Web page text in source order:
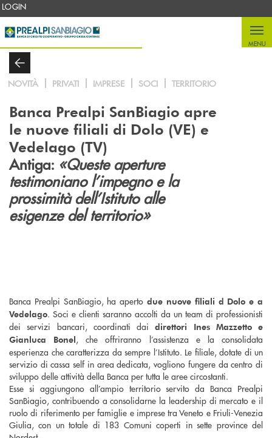
Salta al contenuto principale
LOGIN
MENU
NOVITÀ PRIVATI IMPRESE SOCI TERRITORIO
Banca Prealpi SanBiagio apre
le nuove filiali di Dolo (VE) e
Vedelago (TV)
Antiga: «Queste aperture
testimoniano l’impegno e la
prossimità dell’Istituto alle
esigenze del territorio»
Banca Prealpi SanBiagio, ha apertodue nuove filiali d Dolo e a
Vedelago. Soci e clienti saranno accolti da un team di professionisti
dei servizi bancari, coordinati daidirettori Ines Mazzetto e
Gianluca Bonel, che offriranno l’assistenza e la consolidata
esperienza che caratterizza da sempre l’Istituto. Le filiale, dotate di un
servizio di cassa self in area dedicata, vogliono fungere da centro di
sviluppo delle attività della Banca per tutta le aree circostanti.
Esse si aggiungono all’ampio territorio servito da Banca Prealpi
SanBiagio, contribuendo a consolidarne la leadership di mercato e il
ruolo di riferimento per famiglie e imprese tra Veneto e Friuli-Venezia
Giulia, con un totale di 183 Comuni coperti in sette province del